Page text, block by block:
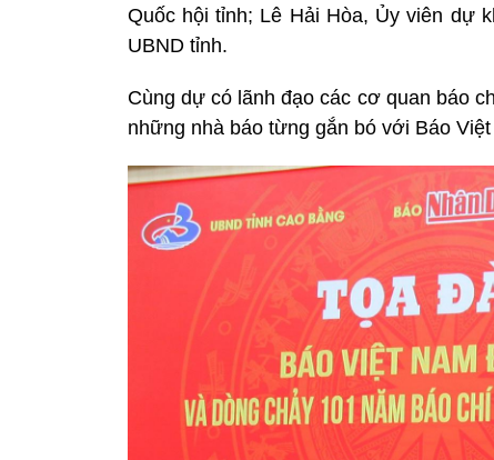
Quốc hội tỉnh; Lê Hải Hòa, Ủy viên dự
UBND tỉnh.
Cùng dự có lãnh đạo các cơ quan báo
những nhà báo từng gắn bó với Báo